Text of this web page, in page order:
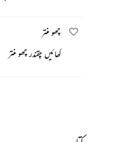
چھو منتر
کھائیں چقندر چھو منتر